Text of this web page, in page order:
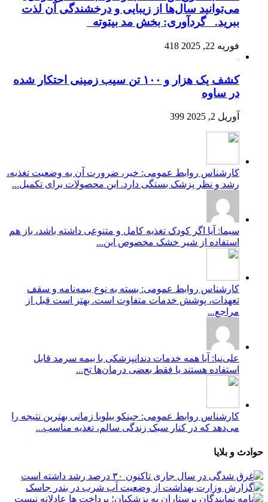
می‌توانید سال‌ها از زیبایی و درخشندگی آن لذت
ببرید. گردآوری: بخش مد بیتوته
فوریه 22, 2025 418
کشف یک هزار و ۱۰۰ تن سیب زمینی احتکار شده
در ساوه
آوریل 2, 2025 399
کارشناس روابط عمومی: خیر، ضرورت آن به وضعیت تغذیه،
رشد و نظر پزشک بستگی دارد. این محصولات برای تکمیل...
سیما: آیا اگر کودک تغذیه کامل و متنوعی داشته باشد، باز هم
استفاده از شیر خشک مخصوص این...
کارشناس روابط عمومی: بسته به نوع بیمه‌نامه و سقف
تعهدات، پوشش خدمات متفاوت است. بهتر است قبل از
مراجع...
علی‌نیا: آیا همه خدمات دندانپزشکی با بیمه سرمد قابل
استفاده هستند یا فقط بعضی درمان‌ها تح...
کارشناس روابط عمومی: جینکو بیلوبا زمانی بهترین نتیجه را
می‌دهد که در کنار سبک زندگی سالم، تغذیه مناسب...
حوادث و بلایا